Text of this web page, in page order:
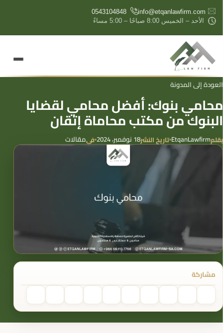
content
info@etqanlawfirm.com
0543104848
الأحد – الخميس 8:00 صباحًا – 5:00 مساءً
العودة إلى المدونة
محامي بنوك: أفضل محامي لقضايا
البنوك من مكتب محاماة إتقان
بقلمEtqanLawfirm تاريخ النشر18 نوفمبر، 2024 فيمقالات
مشاركة